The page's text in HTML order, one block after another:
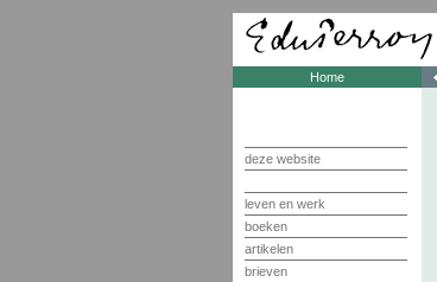
Home
deze website
leven en werk
boeken
artikelen
brieven